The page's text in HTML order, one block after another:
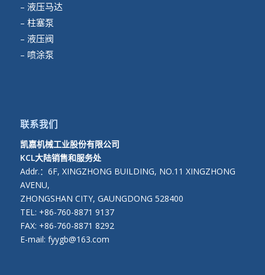
– 液压马达
– 柱塞泵
– 液压阀
– 喷涂泵
联系我们
凯嘉机械工业股份有限公司
KCL大陆销售和服务处
Addr.：6F, XINGZHONG BUILDING, NO.11 XINGZHONG
AVENU,
ZHONGSHAN CITY, GAUNGDONG 528400
TEL: +86-760-8871 9137
FAX: +86-760-8871 8292
E-mail: fyygb@163.com